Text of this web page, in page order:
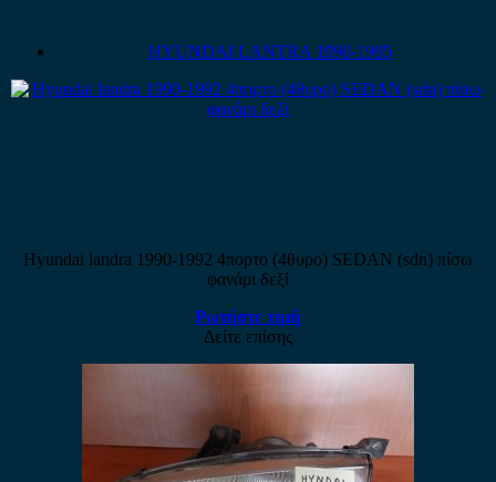
HYUNDAI LANTRA 1990-1995
Hyundai landra 1990-1992 4πορτο (4θυρο) SEDAN (sdn) πίσω
φανάρι δεξί
Ρωτήστε τιμή
Δείτε επίσης